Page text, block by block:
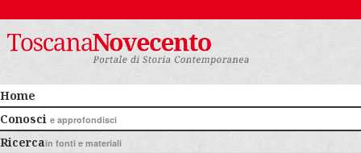
Home
Conosci e approfondisci
Ricercain fonti e materiali